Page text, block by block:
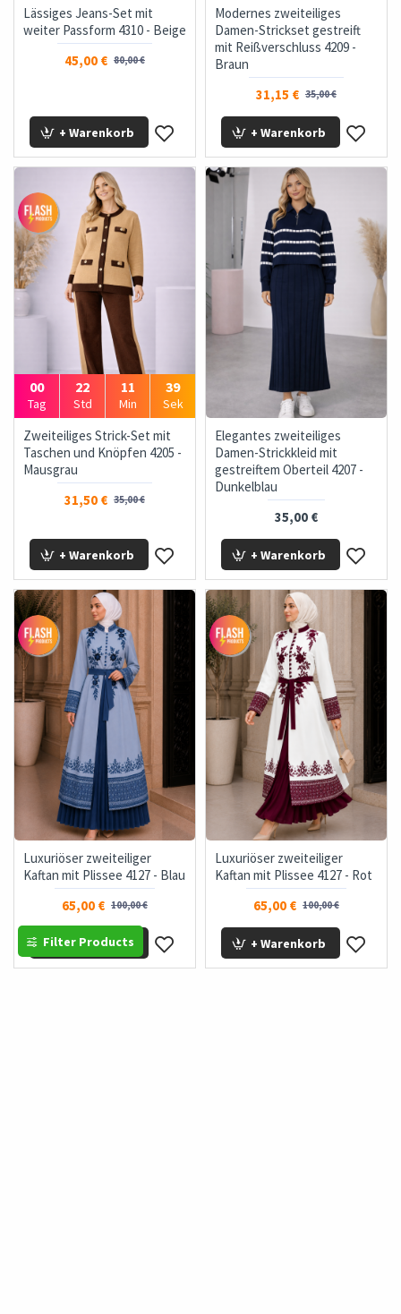
Lässiges Jeans-Set mit
weiter Passform 4310 - Beige
45,00 € 80,00 €
+ Warenkorb
Modernes zweiteiliges
Damen-Strickset gestreift
mit Reißverschluss 4209 -
Braun
31,15 € 35,00 €
+ Warenkorb
00
Tag
22
Std
11
Min
37
Sek
Zweiteiliges Strick-Set mit
Taschen und Knöpfen 4205 -
Mausgrau
31,50 € 35,00 €
+ Warenkorb
Elegantes zweiteiliges
Damen-Strickkleid mit
gestreiftem Oberteil 4207 -
Dunkelblau
35,00 €
+ Warenkorb
Luxuriöser zweiteiliger
Kaftan mit Plissee 4127 - Blau
65,00 € 100,00 €
+ Warenkorb
Luxuriöser zweiteiliger
Kaftan mit Plissee 4127 - Rot
65,00 € 100,00 €
+ Warenkorb
Filter Products